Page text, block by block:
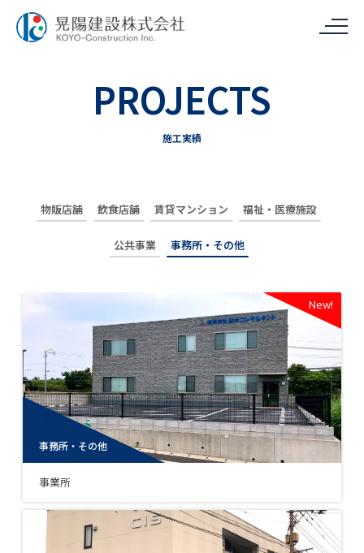
PROJECTS
施工実績
物販店舗 飲食店舗 賃貸マンション 福祉・医療施設
公共事業 事務所・その他
New!
事務所・その他
事業所